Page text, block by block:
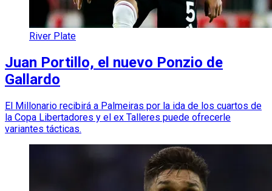
River Plate
Juan Portillo, el nuevo Ponzio de
Gallardo
El Millonario recibirá a Palmeiras por la ida de los cuartos de
la Copa Libertadores y el ex Talleres puede ofrecerle
variantes tácticas.